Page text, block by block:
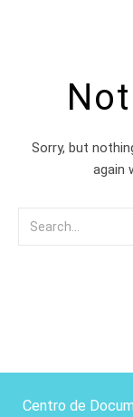
Sorry, but
again
Centro de